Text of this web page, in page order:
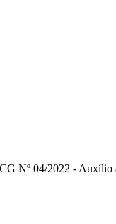
Nº 04/2022 - Auxílio